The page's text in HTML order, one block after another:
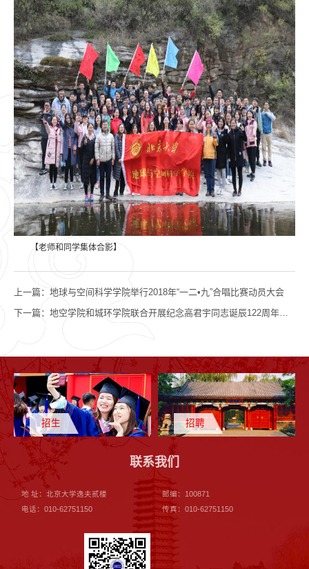
【老师和同学集体合影】
上一篇： 地球与空间科学学院举行2018年“一二•九”合唱比赛动员大会
下一篇： 地空学院和城环学院联合开展纪念高君宇同志诞辰122周年主题教育活动
招生 招聘
联系我们
地 址：北京大学逸夫贰楼
邮编：100871
电话：010-62751150
传真：010-62751150